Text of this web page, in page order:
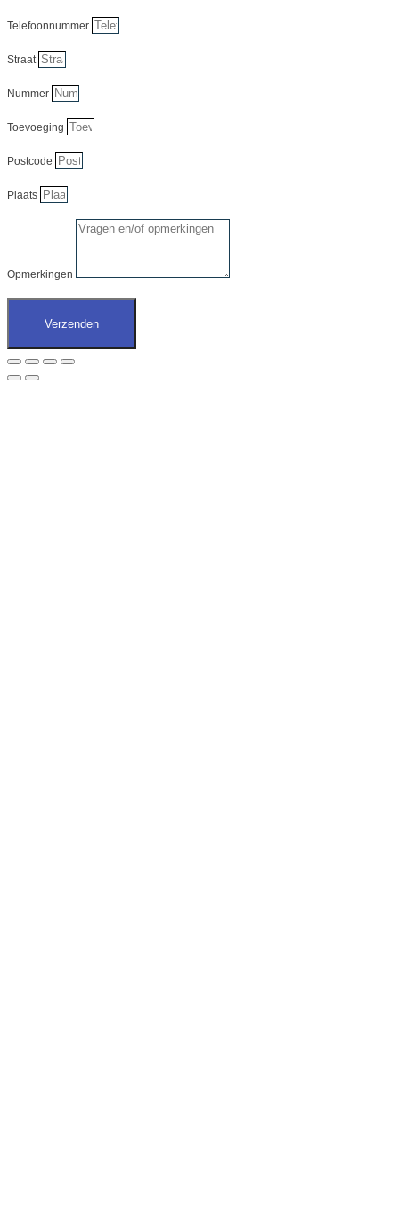
Telefoonnummer
Straat
Nummer
Toevoeging
Postcode
Plaats
Opmerkingen
Verzenden